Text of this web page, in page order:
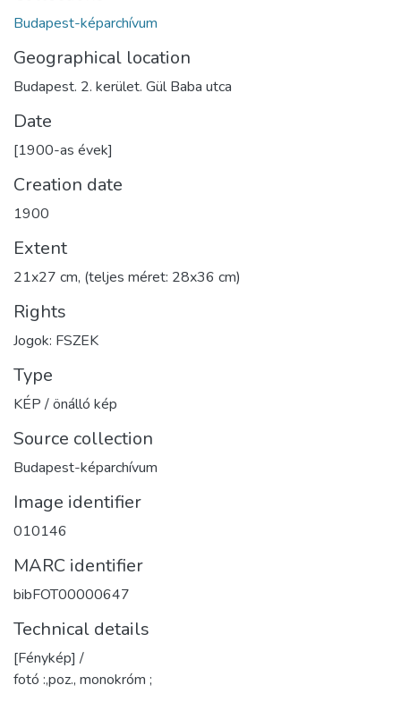
Budapest-képarchívum
Geographical location
Budapest. 2. kerület. Gül Baba utca
Date
[1900-as évek]
Creation date
1900
Extent
21x27 cm, (teljes méret: 28x36 cm)
Rights
Jogok: FSZEK
Type
KÉP / önálló kép
Source collection
Budapest-képarchívum
Image identifier
010146
MARC identifier
bibFOT00000647
Technical details
[Fénykép] /
fotó :,poz., monokróm ;